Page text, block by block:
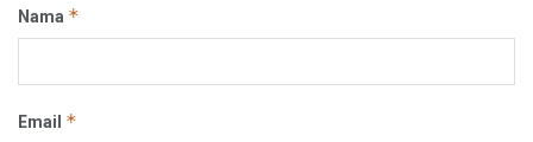
Nama *
Email *